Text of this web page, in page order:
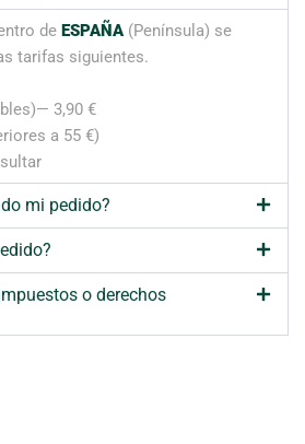
de ESPAÑA (Península) se
tarifas siguientes.
3,90 €
a 55 €)
mi pedido?
o derechos